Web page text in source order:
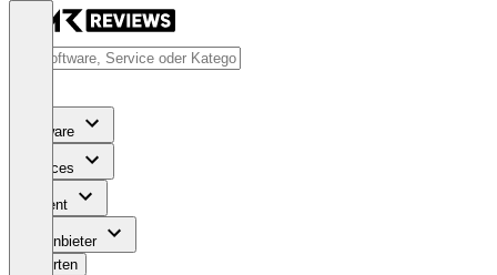
Software
Services
Content
Für Anbieter
Bewerten